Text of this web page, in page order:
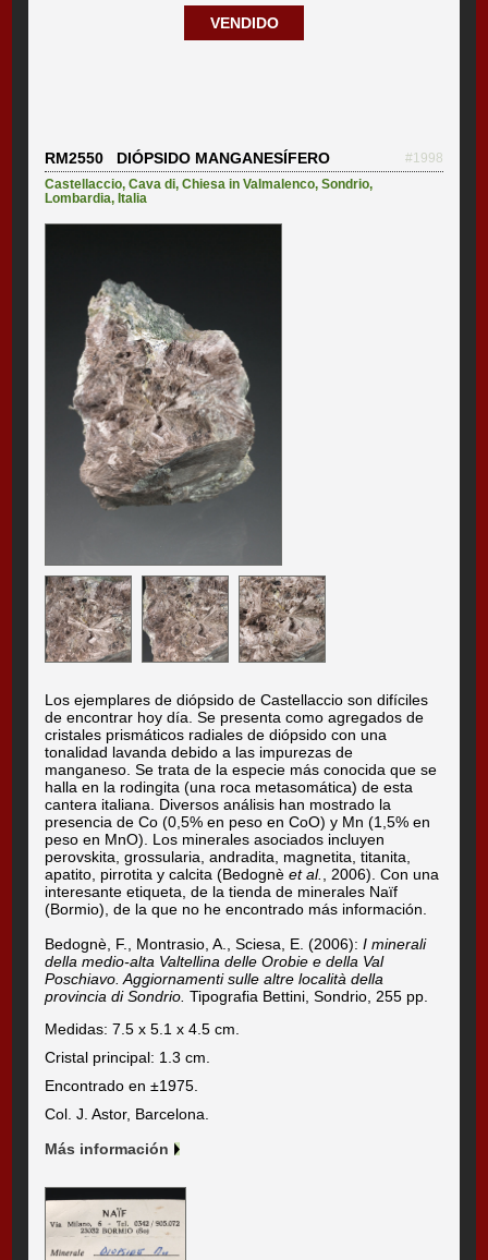
VENDIDO
RM2550 DIÓPSIDO MANGANESÍFERO
#1998
Castellaccio, Cava di,Chiesa in Valmalenco,Sondrio,
Lombardia, Italia
Los ejemplares de diópsido de Castellaccio son difíciles
de encontrar hoy día. Se presenta como agregados de
cristales prismáticos radiales de diópsido con una
tonalidad lavanda debido a las impurezas de
manganeso. Se trata de la especie más conocida que se
halla en la rodingita (una roca metasomática) de esta
cantera italiana. Diversos análisis han mostrado la
presencia de Co (0,5% en peso en CoO) y Mn (1,5% en
peso en MnO). Los minerales asociados incluyen
perovskita, grossularia, andradita, magnetita, titanita,
apatito, pirrotita y calcita (Bedognèet al.
, 2006). Con una
interesante etiqueta, de la tienda de minerales Naïf
(Bormio), de la que no he encontrado más información.
Bedognè, F., Montrasio, A., Sciesa, E. (2006):I minerali
della medio-alta Valtellina delle Orobie e della Val
Poschiavo. Aggiornamenti sulle altre località della
provincia di Sondrio. Tipografia Bettini, Sondrio, 255 pp.
Medidas: 7.5 x 5.1 x 4.5 cm.
Cristal principal: 1.3 cm.
Encontrado en ±1975.
Col. J. Astor, Barcelona.
Más información